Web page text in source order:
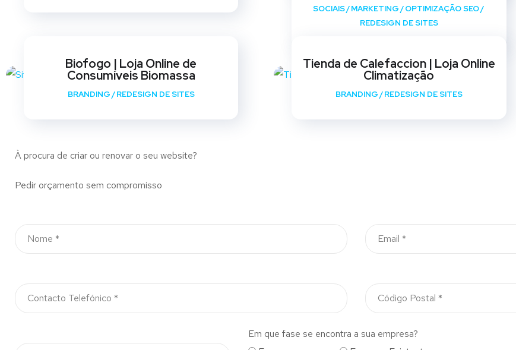
SOCIAIS/MARKETING/OPTIMIZAÇÃO SEO/
REDESIGN DE SITES
Biofogo | Loja Online de
Consumíveis Biomassa
BRANDING/REDESIGN DE SITES
Tienda de Calefaccion | Loja Online
Climatização
BRANDING/REDESIGN DE SITES
À procura de criar ou renovar o seu website?
Pedir orçamento sem compromisso
Em que fase se encontra a sua empresa?